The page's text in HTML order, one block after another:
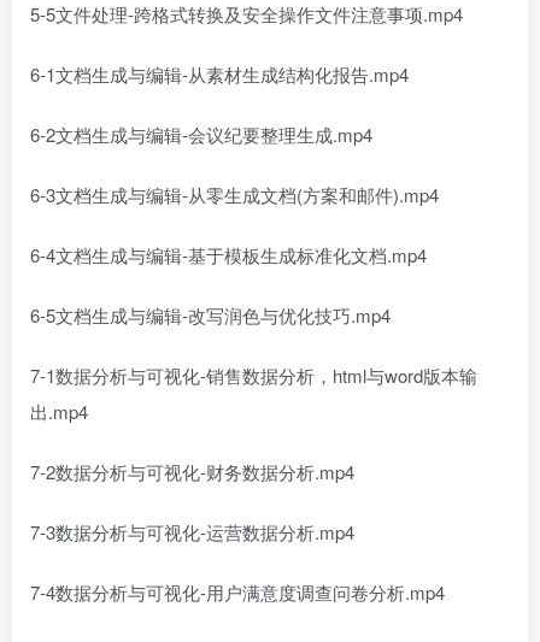
5-5文件处理-跨格式转换及安全操作文件注意事项.mp4
6-1文档生成与编辑-从素材生成结构化报告.mp4
6-2文档生成与编辑-会议纪要整理生成.mp4
6-3文档生成与编辑-从零生成文档(方案和邮件).mp4
6-4文档生成与编辑-基于模板生成标准化文档.mp4
6-5文档生成与编辑-改写润色与优化技巧.mp4
7-1数据分析与可视化-销售数据分析，html与word版本输
出.mp4
7-2数据分析与可视化-财务数据分析.mp4
7-3数据分析与可视化-运营数据分析.mp4
7-4数据分析与可视化-用户满意度调查问卷分析.mp4